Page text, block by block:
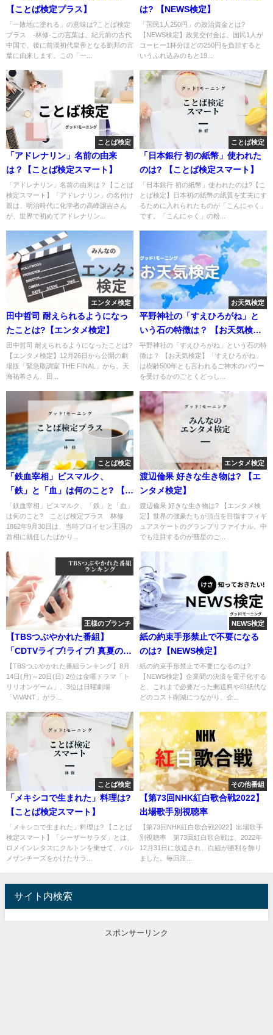
【ことば検定プラス】
「一敗地に塗れる」の意味は?ことば検定
プラス -林修-この言葉は、紀元前の古代
中国で、後に前漢初代皇帝となる劉邦の言
葉に由来します。この「一...
は? 【NEWS検定】
「国民1人250円」の政治資金とは?
【NEWS検定】政党交付金は、国民1人が
コーヒー1杯分ほどの250円を負担すると
いうふれ込みのもと19...
ことば検定
「アドレナリン」名前の由来
は？【ことば検定スマート】
「アドレナリン」名前の由来は？【ことば
検定スマート】「アドレナリン」の名付け
親は、明治時代に化学者の高峰譲吉さん
が、世界で初めてアドレナリン...
ことば検定
「日本銀行 初の紙幣」使われた
のは? 【ことば検定スマート】
「日本銀行 初の紙幣」使われたのは?【こ
とば検定】日本初の紙幣の紙質を丈夫にす
るために入れられたものが「こんにゃく」
です。「こんにゃく」の粉...
エンタメ検定
田中哲司 耐えられるようになっ
たことは?【エンタメ検定】
田中哲司 耐えられるようになったことは?
【エンタメ検定】12月26日から公開の劇
場版「緊急取調室 THE FINAL」から、天
海祐希さん、田...
お天気検定
平野神社の「すえひろがね」と
いう石の特徴は？ 【お天気検
定】
平野神社の「すえひろがね」という石の特
徴は？ 【お天気検定】「すえひろがね」
は樹齢500年とも言われるご神木のパワー
を受けるかのごとくどっし...
ことば検定
「鉄血宰相」ビスマルク、
「鉄」と「血」は何のこと? 【こ
とば検定プラス】
「鉄血宰相」ビスマルク、「鉄」と「血」
は何のこと? ことば検定プラス 林修
1862年9月30日は、当時プロイセン王国の
首相に就任したばかり...
エンタメ検定
渡辺倫果 好きな生き物は? 【エ
ンタメ検定】
渡辺倫果 好きな生き物は? 【エンタメ検
定】世界の強豪たちが頂点を目指すフィギ
ュアスケートのグランプリファイナル。中
でも注目するのが彗星のご...
王様のブランチ
【TBSつぶやかれた番組】
「CDTVライブ!ライブ! 真夏の4
時間半SP」
【TBSつぶやかれた番組ランキング】8月
14日(月)～20日(日) 2位は金曜ドラマ「ト
リリオンゲーム」、3位は日曜劇場
「VIVANT」がラ...
NEWS検定
紙の約束手形禁止で不要になる
のは?【NEWS検定】
紙の約束手形禁止で不要になるのは?
【NEWS検定】企業間の決済を電子化する
と、これまで必要だった郵送料や印紙代な
どのコスト削減につながり、企...
ことば検定
「メキシコで生まれた」料理は?
【ことば検定スマート】
「メキシコで生まれた」料理は? 【ことば
検定スマート】「シーザーサラダ」とは、
ロメインレタスにクルトンを乗せて、パル
メザンチーズをかけたサラ...
その他番組
【第73回NHK紅白歌合戦2022】
出場歌手別視聴率
【第73回NHK紅白歌合戦2022】出場歌手
別視聴率 第73回紅白歌合戦は、2022年
12月31日に放送され、白組が勝利を飾り
ました。毎回注...
サイト内検索
スポンサーリンク